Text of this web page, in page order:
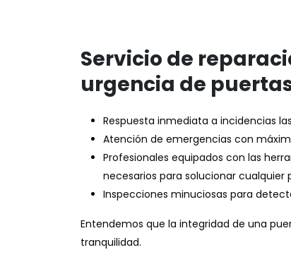
Servicio de
urgencia de
Respuesta inmediata a incidencias
Atención de emergencias con
Profesionales equipados con las
necesarios para solucionar cualquier
Inspecciones minuciosas para
Entendemos que la integridad de una
tranquilidad.